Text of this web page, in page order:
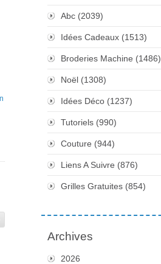
Abc (2039)
Idées Cadeaux (1513)
Broderies Machine (1486)
Noël (1308)
Idées Déco (1237)
Tutoriels (990)
Couture (944)
Liens A Suivre (876)
Grilles Gratuites (854)
Archives
2026